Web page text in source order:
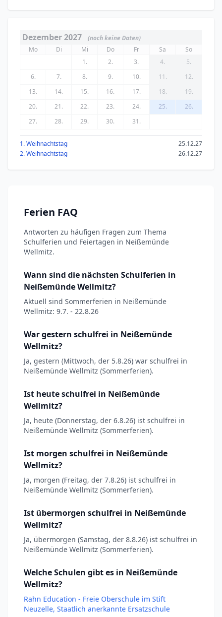
Dezember 2027
(noch keine Daten)
Mo
Di Mi Do Fr Sa
So
1.
2. 3. 4.
5.
6.
7. 8. 9. 10. 11.
12.
13.
14. 15. 16. 17. 18.
19.
20.
21. 22. 23. 24. 25.
26.
27.
28. 29. 30. 31.
1. Weihnachtstag
25.12.27
2. Weihnachtstag
26.12.27
Ferien FAQ
Antworten zu häufigen Fragen zum Thema
Schulferien und Feiertagen in Neißemünde
Wellmitz.
Wann sind die nächsten Schulferien in
Neißemünde Wellmitz?
Aktuell sind Sommerferien in Neißemünde
Wellmitz: 9.7. - 22.8.26
War gestern schulfrei in Neißemünde
Wellmitz?
Ja, gestern (Mittwoch, der 5.8.26) war schulfrei in
Neißemünde Wellmitz (Sommerferien).
Ist heute schulfrei in Neißemünde
Wellmitz?
Ja, heute (Donnerstag, der 6.8.26) ist schulfrei in
Neißemünde Wellmitz (Sommerferien).
Ist morgen schulfrei in Neißemünde
Wellmitz?
Ja, morgen (Freitag, der 7.8.26) ist schulfrei in
Neißemünde Wellmitz (Sommerferien).
Ist übermorgen schulfrei in Neißemünde
Wellmitz?
Ja, übermorgen (Samstag, der 8.8.26) ist schulfrei in
Neißemünde Wellmitz (Sommerferien).
Welche Schulen gibt es in Neißemünde
Wellmitz?
Rahn Education - Freie Oberschule im Stift
Neuzelle, Staatlich anerkannte Ersatzschule